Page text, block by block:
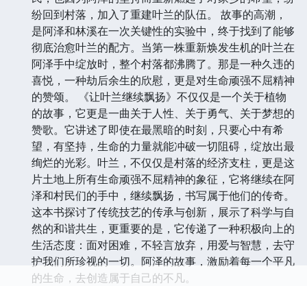
纷回到村落，加入了重建叶兰的队伍。 故事的高潮，
是阿泽和林溪在一次关键性的实验中，终于找到了能够
彻底治愈叶兰的配方。当第一株重新焕发生机的叶兰在
阿泽手中绽放时，整个村落都沸腾了。那是一种久违的
喜悦，一种劫后余生的欣慰，更是对生命顽强不屈精神
的赞颂。 《让叶兰继续飘扬》不仅仅是一个关于植物
的故事，它更是一曲关于人性、关于勇气、关于梦想的
赞歌。它讲述了即使在最黑暗的时刻，只要心中有希
望，有坚持，生命的力量就能冲破一切阻碍，绽放出最
绚烂的光彩。叶兰，不仅仅是村落的经济支柱，更是这
片土地上所有生命顽强不屈精神的象征，它将继续在阿
泽和村民们的手中，继续飘扬，书写属于他们的传奇。
这本书探讨了传统技艺的传承与创新，展示了科学与自
然的和谐共生，更重要的是，它传递了一种积极向上的
生活态度：面对困难，不轻言放弃，用爱与智慧，去守
护我们所珍视的一切。阿泽的故事，激励着每一个平凡
的生命，去创造属于自己的不凡。